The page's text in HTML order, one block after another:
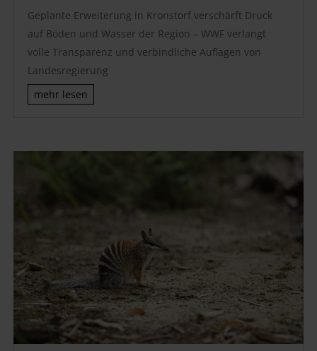
Geplante Erweiterung in Kronstorf verschärft Druck
auf Böden und Wasser der Region – WWF verlangt
volle Transparenz und verbindliche Auflagen von
Landesregierung
mehr lesen